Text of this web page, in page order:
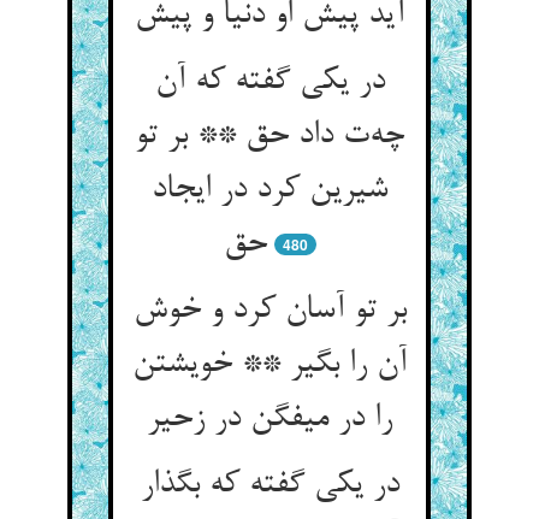
در یکی گفته که آن
چه‌‌ت داد حق ** بر تو
شیرین کرد در ایجاد
حق‌‌
480
بر تو آسان کرد و خوش
آن را بگیر ** خویشتن
را در میفگن در زحیر
در یکی گفته که بگذار